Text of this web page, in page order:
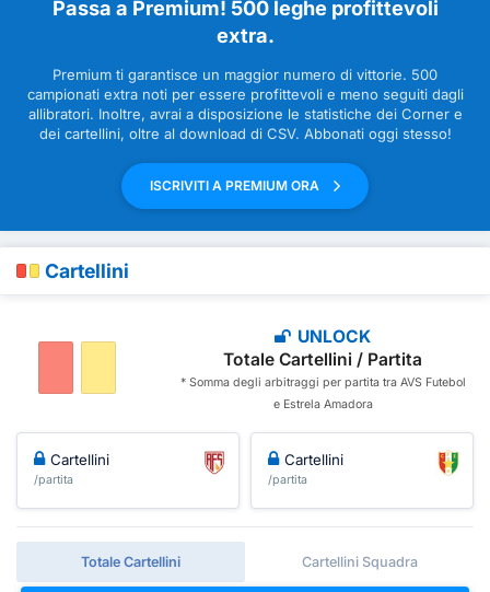
Passa a Premium! 500 leghe profittevoli
extra.
Premium ti garantisce un maggior numero di vittorie. 500
campionati extra noti per essere profittevoli e meno seguiti dagli
allibratori. Inoltre, avrai a disposizione le statistiche dei Corner e
dei cartellini, oltre al download di CSV. Abbonati oggi stesso!
ISCRIVITI A PREMIUM ORA
Cartellini
UNLOCK
Totale Cartellini / Partita
* Somma degli arbitraggi per partita tra AVS Futebol
e Estrela Amadora
Cartellini
/partita
Cartellini
/partita
Totale Cartellini Cartellini Squadra